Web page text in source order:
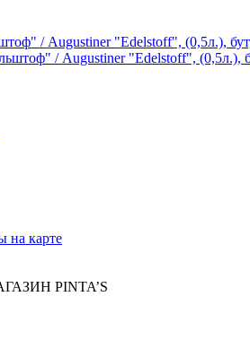
/ Augustiner "Edelstoff", (0,5л.), бут,
на карте
PINTA’S